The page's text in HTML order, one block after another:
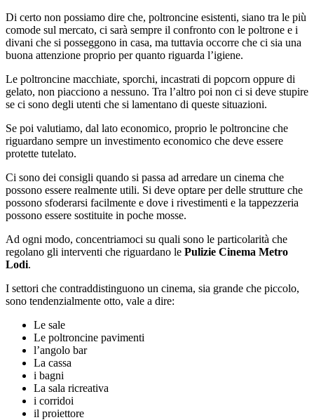
Di certo non possiamo dire che, poltroncine esistenti, siano tra le più
comode sul mercato, ci sarà sempre il confronto con le poltrone e i
divani che si posseggono in casa, ma tuttavia occorre che ci sia una
buona attenzione proprio per quanto riguarda l’igiene.
Le poltroncine macchiate, sporchi, incastrati di popcorn oppure di
gelato, non piacciono a nessuno. Tra l’altro poi non ci si deve stupire
se ci sono degli utenti che si lamentano di queste situazioni.
Se poi valutiamo, dal lato economico, proprio le poltroncine che
riguardano sempre un investimento economico che deve essere
protette tutelato.
Ci sono dei consigli quando si passa ad arredare un cinema che
possono essere realmente utili. Si deve optare per delle strutture che
possono sfoderarsi facilmente e dove i rivestimenti e la tappezzeria
possono essere sostituite in poche mosse.
Ad ogni modo, concentriamoci su quali sono le particolarità che
regolano gli interventi che riguardano le Pulizie Cinema Metro
Lodi.
I settori che contraddistinguono un cinema, sia grande che piccolo,
sono tendenzialmente otto, vale a dire:
Le sale
Le poltroncine pavimenti
l’angolo bar
La cassa
i bagni
La sala ricreativa
i corridoi
il proiettore